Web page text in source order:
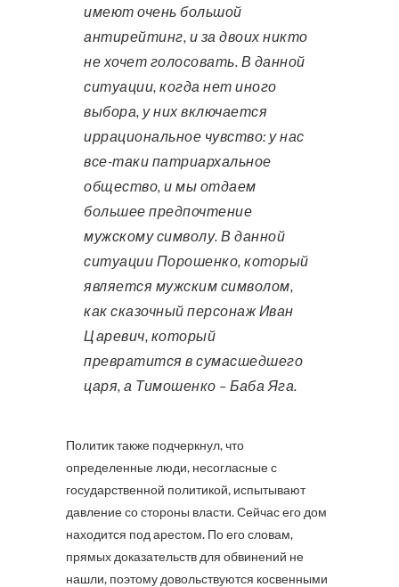
имеют очень большой
антирейтинг, и за двоих никто
не хочет голосовать. В данной
ситуации, когда нет иного
выбора, у них включается
иррациональное чувство: у нас
все-таки патриархальное
общество, и мы отдаем
большее предпочтение
мужскому символу. В данной
ситуации Порошенко, который
является мужским символом,
как сказочный персонаж Иван
Царевич, который
превратится в сумасшедшего
царя, а Тимошенко – Баба Яга.
Политик также подчеркнул, что
определенные люди, несогласные с
государственной политикой, испытывают
давление со стороны власти. Сейчас его дом
находится под арестом. По его словам,
прямых доказательств для обвинений не
нашли, поэтому довольствуются косвенными